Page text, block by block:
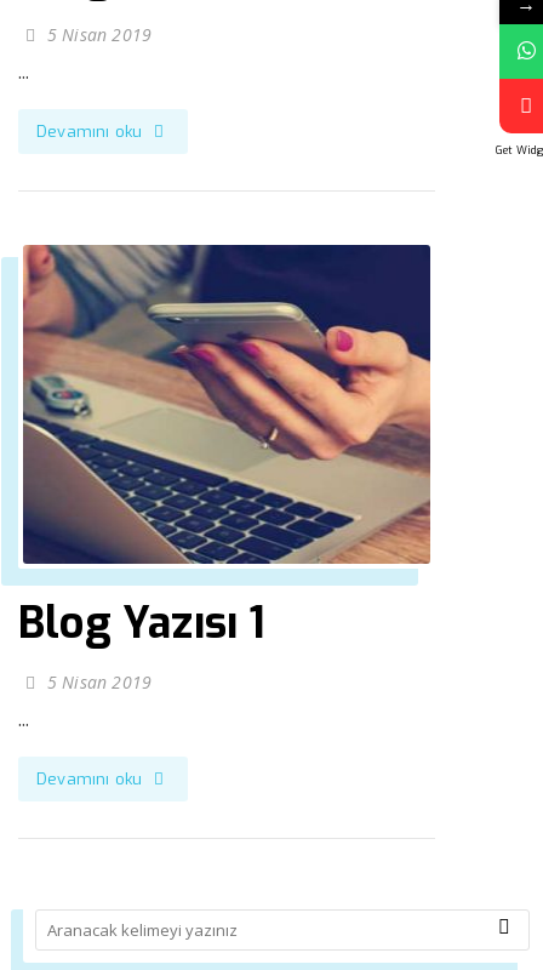
5 Nisan 2019
...
Devamını oku
Blog Yazısı 1
5 Nisan 2019
...
Devamını oku
Get